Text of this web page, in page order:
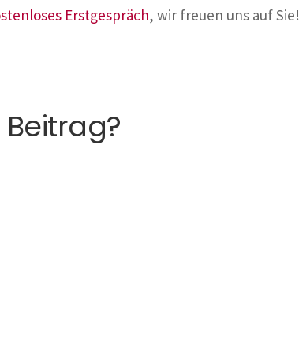
Erstgespräch, wir freuen uns auf Sie!